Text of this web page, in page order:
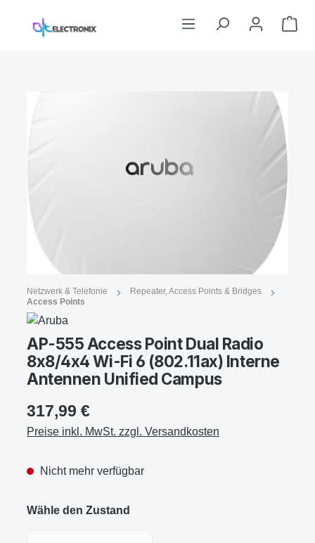
Zum Hauptinhalt springen
Netzwerk & Telefonie
Repeater, Access Points & Bridges
Access Points
AP-555 Access Point Dual Radio
8x8/4x4 Wi-Fi 6 (802.11ax) Interne
Antennen Unified Campus
317,99 €
Preise inkl. MwSt. zzgl. Versandkosten
Nicht mehr verfügbar
Wähle den Zustand